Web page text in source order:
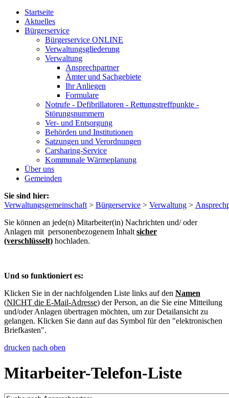
Startseite
Aktuelles
Bürgerservice
Bürgerservice ONLINE
Verwaltungsgliederung
Verwaltung
Ansprechpartner
Ämter und Sachgebiete
Ihr Anliegen
Formulare
Notrufe - Defibrillatoren - Rettungstreffpunkte -
Störungsnummern
Ver- und Entsorgung
Behörden und Institutionen
Satzungen und Verordnungen
Carsharing-Service
Kommunale Wärmeplanung
Über uns
Gemeinden
Sie sind hier:
Verwaltungsgemeinschaft > Bürgerservice > Verwaltung >
Sie können an jede(n) Mitarbeiter(in) Nachrichten und/ oder
Anlagen mit personenbezogenem Inhalt sicher
(verschlüsselt) hochladen.
Und so funktioniert es:
Klicken Sie in der nachfolgenden Liste links auf den Namen
(NICHT die E-Mail-Adresse) der Person, an die Sie eine Mitteilung
und/oder Anlagen übertragen möchten, um zur Detailansicht zu
gelangen. Klicken Sie dann auf das Symbol für den "elektronischen
Briefkasten".
drucken nach oben
Mitarbeiter-Telefon-Liste